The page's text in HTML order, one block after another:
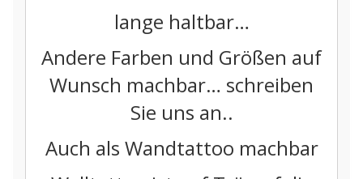
lange haltbar…
Andere Farben und Größen auf
Wunsch machbar… schreiben
Sie uns an..
Auch als Wandtattoo machbar